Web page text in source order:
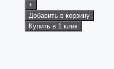
+
Добавить в корзину
Купить в 1 клик